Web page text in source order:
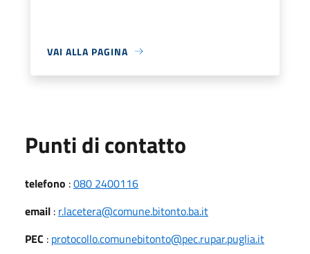
VAI ALLA PAGINA
Punti di contatto
telefono :080 2400116
email : r.lacetera@comune.bitonto.ba.it
PEC : protocollo.comunebitonto@pec.rupar.puglia.it